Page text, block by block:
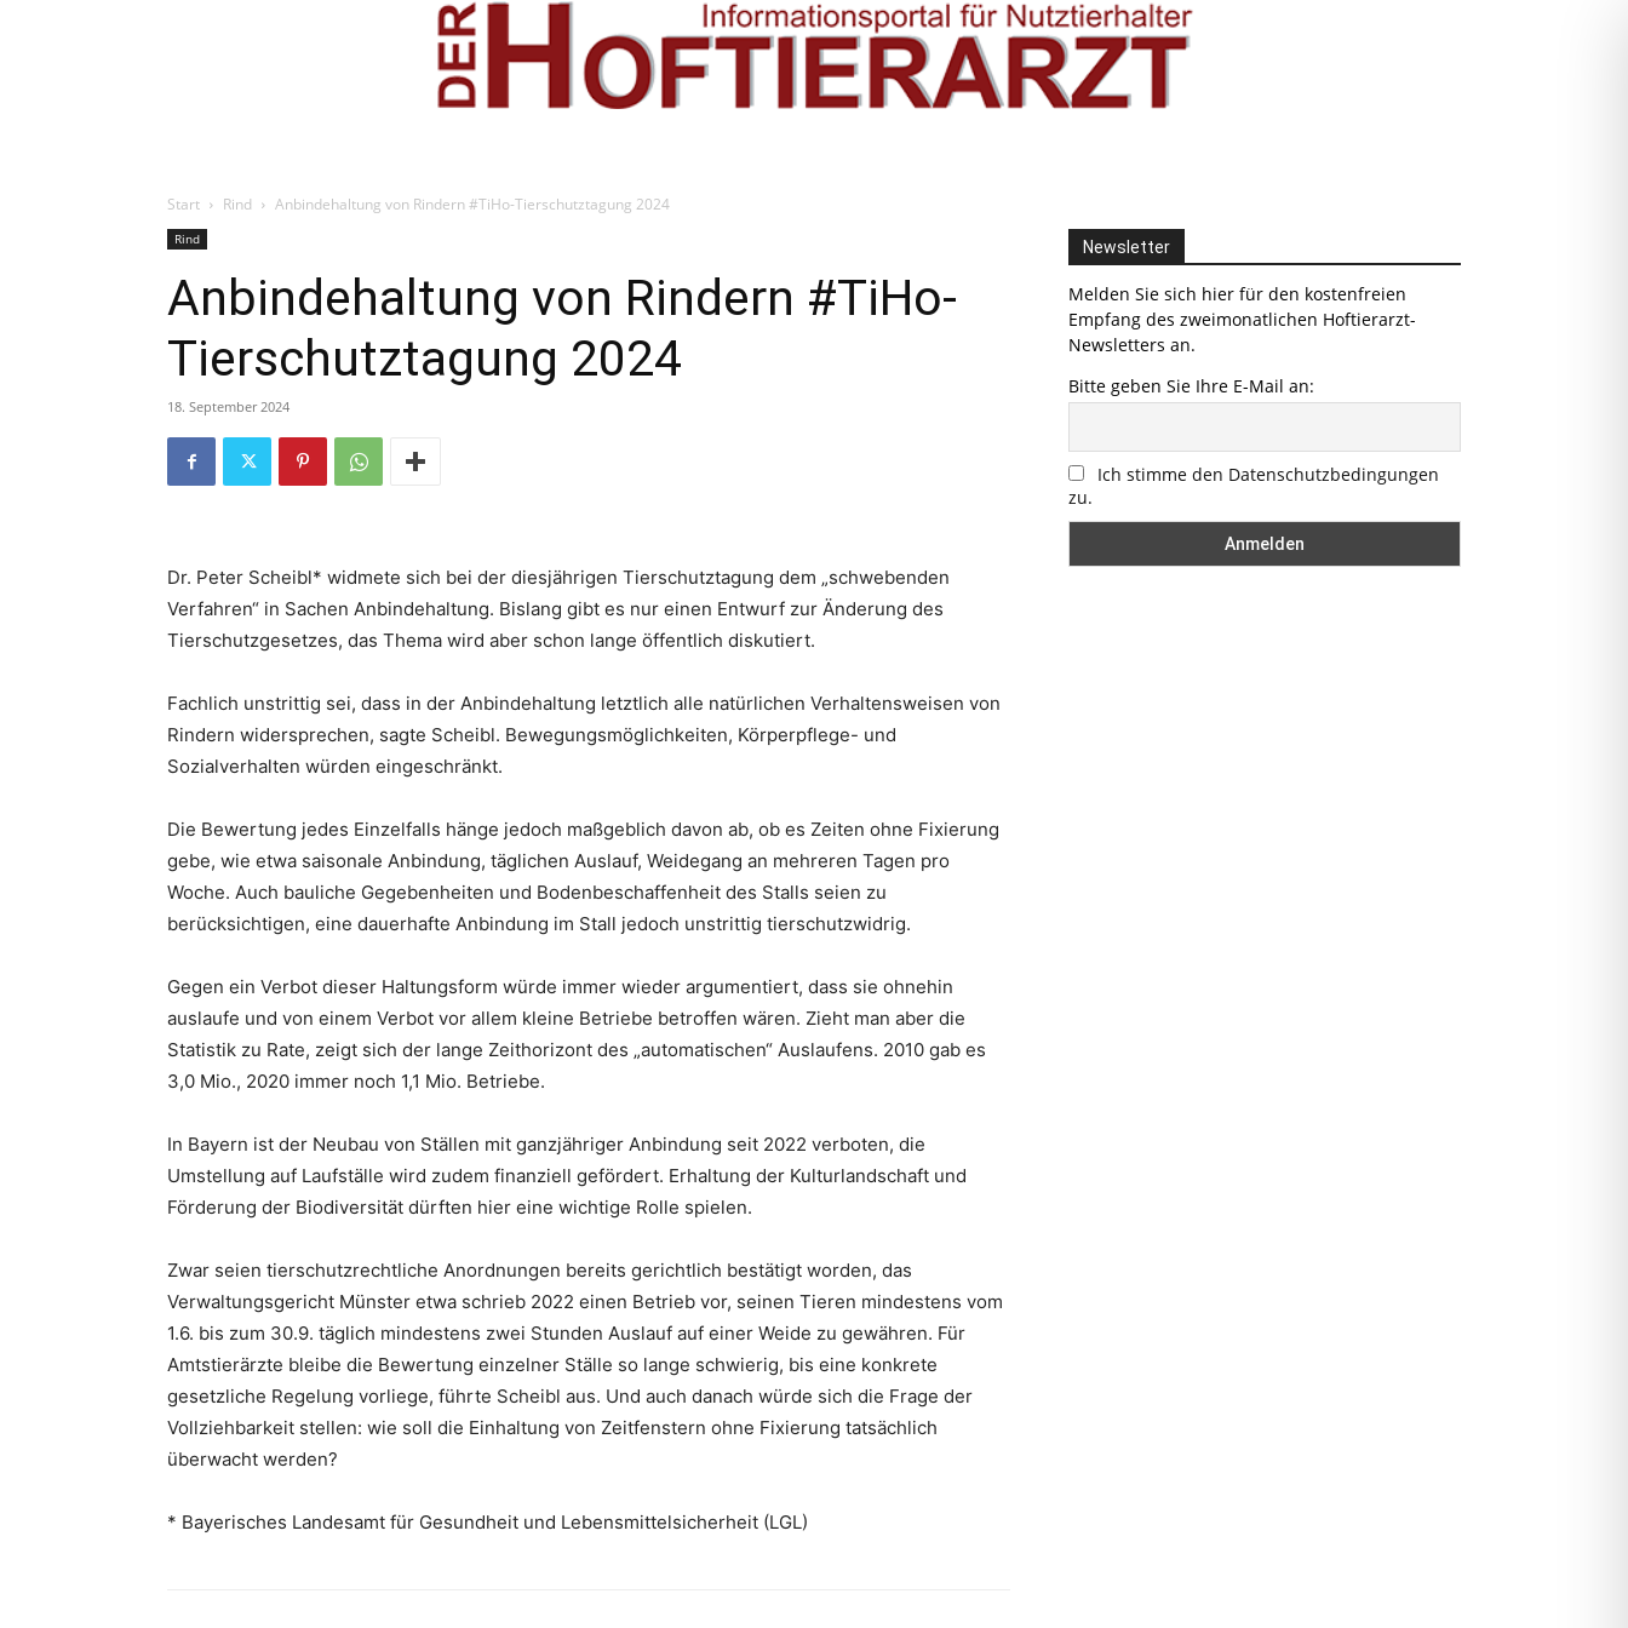
Start Rind Anbindehaltung von Rindern #TiHo-Tierschutztagung 2024
Rind
Anbindehaltung von Rindern #TiHo-
Tierschutztagung 2024
18. September 2024
Dr. Peter Scheibl* widmete sich bei der diesjährigen Tierschutztagung dem „schwebenden
Verfahren“ in Sachen Anbindehaltung. Bislang gibt es nur einen Entwurf zur Änderung des
Tierschutzgesetzes, das Thema wird aber schon lange öffentlich diskutiert.
Fachlich unstrittig sei, dass in der Anbindehaltung letztlich alle natürlichen Verhaltensweisen von
Rindern widersprechen, sagte Scheibl. Bewegungsmöglichkeiten, Körperpflege- und
Sozialverhalten würden eingeschränkt.
Die Bewertung jedes Einzelfalls hänge jedoch maßgeblich davon ab, ob es Zeiten ohne Fixierung
gebe, wie etwa saisonale Anbindung, täglichen Auslauf, Weidegang an mehreren Tagen pro
Woche. Auch bauliche Gegebenheiten und Bodenbeschaffenheit des Stalls seien zu
berücksichtigen, eine dauerhafte Anbindung im Stall jedoch unstrittig tierschutzwidrig.
Gegen ein Verbot dieser Haltungsform würde immer wieder argumentiert, dass sie ohnehin
auslaufe und von einem Verbot vor allem kleine Betriebe betroffen wären. Zieht man aber die
Statistik zu Rate, zeigt sich der lange Zeithorizont des „automatischen“ Auslaufens. 2010 gab es
3,0 Mio., 2020 immer noch 1,1 Mio. Betriebe.
In Bayern ist der Neubau von Ställen mit ganzjähriger Anbindung seit 2022 verboten, die
Umstellung auf Laufställe wird zudem finanziell gefördert. Erhaltung der Kulturlandschaft und
Förderung der Biodiversität dürften hier eine wichtige Rolle spielen.
Zwar seien tierschutzrechtliche Anordnungen bereits gerichtlich bestätigt worden, das
Verwaltungsgericht Münster etwa schrieb 2022 einen Betrieb vor, seinen Tieren mindestens vom
1.6. bis zum 30.9. täglich mindestens zwei Stunden Auslauf auf einer Weide zu gewähren. Für
Amtstierärzte bleibe die Bewertung einzelner Ställe so lange schwierig, bis eine konkrete
gesetzliche Regelung vorliege, führte Scheibl aus. Und auch danach würde sich die Frage der
Vollziehbarkeit stellen: wie soll die Einhaltung von Zeitfenstern ohne Fixierung tatsächlich
überwacht werden?
* Bayerisches Landesamt für Gesundheit und Lebensmittelsicherheit (LGL)
Newsletter
Melden Sie sich hier für den kostenfreien
Empfang des zweimonatlichen Hoftierarzt-
Newsletters an.
Bitte geben Sie Ihre E-Mail an:
Ich stimme den Datenschutzbedingungen
zu.